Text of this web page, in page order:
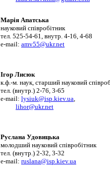
Марія Апатська
науковий співробітник
тел. 525-54-61, внутр. 4-16, 4-68
e-mail: amv55@ukr.net
Ігор Лисюк
к.ф.-м. наук, старший науковий
тел. (внутр.) 2-76, 3-65
e-mail: lysiuk@isp.kiev.ua,
lihor@ukr.net
Руслана Удовицька
молодший науковий співробітник
тел. (внутр.) 2-32, 3-32
e-mail: ruslana@isp.kiev.ua